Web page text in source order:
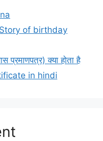
Story of birthday
क्या होता है
in hindi